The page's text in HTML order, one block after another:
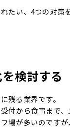
たい、4つの対策
検討する
残る業界です。
付から食事まで、
場が多いのです